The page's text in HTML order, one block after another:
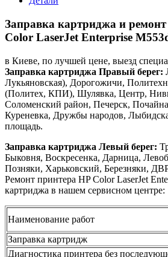
Заправка картриджа и
Color LaserJet Enterprise
в Киеве, по лучшей цене, выезд
Заправка картриджа Правый берег:
Лукьяновская), Дорогожичи,
(Политех, КПИ), Шулявка, Центр,
Соломенский район, Печерск,
Куреневка, Дружбы народов,
площадь.
Заправка картриджа Левый берег:
Быковня, Воскресенка, Дарница,
Позняки, Харьковский, Березняки,
Ремонт принтера HP Color LaserJet
картриджа в нашем сервисном центре:
Наименование работ
Заправка картридж
Диагностика принтера без